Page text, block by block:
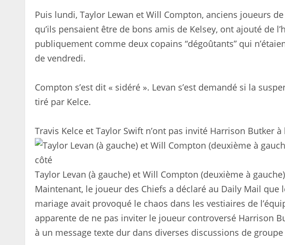
Puis lundi, Taylor Lewan et Will Compton, anciens joueurs
qu’ils pensaient être de bons amis de Kelsey, ont ajouté de
publiquement comme deux copains “dégoûtants” qui
de vendredi.
Compton s’est dit « sidéré ». Levan s’est demandé si la
tiré par Kelce.
Travis Kelce et Taylor Swift n’ont pas invité Harrison Butker
Taylor Levan (à gauche) et Will Compton (deuxième à
Maintenant, le joueur des Chiefs a déclaré au Daily Mail que
mariage avait provoqué le chaos dans les vestiaires de
apparente de ne pas inviter le joueur controversé Harrison
à un message texte dur dans diverses discussions de